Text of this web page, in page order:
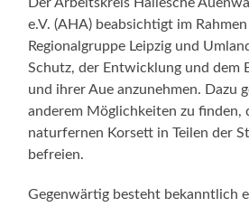
e.V. (AHA) beabsichtigt im
Regionalgruppe Leipzig und
Schutz, der Entwicklung und dem
und ihrer Aue anzunehmen. Dazu
anderem Möglichkeiten zu finden,
naturfernen Korsett in Teilen der
befreien.
Gegenwärtig besteht bekanntlich